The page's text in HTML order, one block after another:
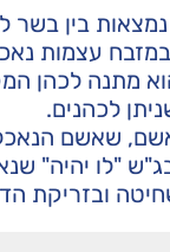
בין בשר
עצמות
מתנה לכהן
לכהנים.
שאשם הנאכל
"לו יהיה"
ובזריקת